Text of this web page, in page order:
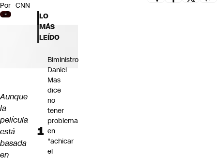
Futuro 360
Opinión
Por CNN
Aunque
la
película
está
basada
en
LO
MÁS
LEÍDO
Biministro
Daniel
Mas
dice
no
tener
problema
en
"achicar
el